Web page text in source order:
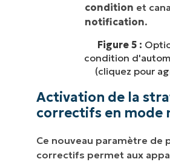
condition et
notification.
Figure 5 :
condition
(cliquez pour
Activation de la
correctifs en mode
Ce nouveau paramètre de
correctifs permet aux